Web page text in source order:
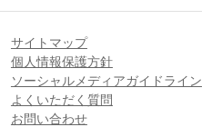
サイトマップ
個人情報保護方針
ソーシャルメディアガイドライン
よくいただく質問
お問い合わせ